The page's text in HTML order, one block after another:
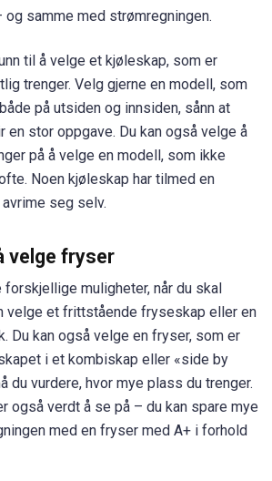
samme med strømregningen.
til å velge et kjøleskap, som er
trenger. Velg gjerne en modell, som
på utsiden og innsiden, sånn at
en stor oppgave. Du kan også velge å
på å velge en modell, som ikke
Noen kjøleskap har tilmed en
seg selv.
velge fryser
forskjellige muligheter, når du skal
velge et frittstående fryseskap eller en
Du kan også velge en fryser, som er
i et kombiskap eller «side by
du vurdere, hvor mye plass du trenger.
også verdt å se på – du kan spare mye
med en fryser med A+ i forhold